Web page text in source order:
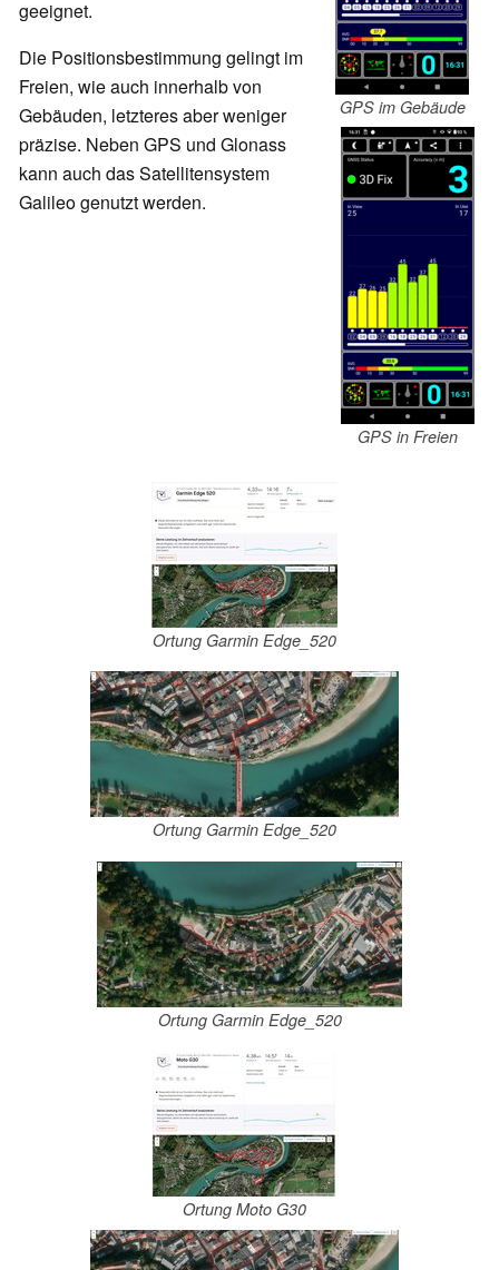
GPS im Gebäude
GPS in Freien
geeignet.
Die Positionsbestimmung gelingt im
Freien, wie auch innerhalb von
Gebäuden, letzteres aber weniger
präzise. Neben GPS und Glonass
kann auch das Satellitensystem
Galileo genutzt werden.
Ortung Garmin Edge_520
Ortung Garmin Edge_520
Ortung Garmin Edge_520
Ortung Moto G30